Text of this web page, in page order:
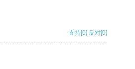
支持[0] 反对[0]